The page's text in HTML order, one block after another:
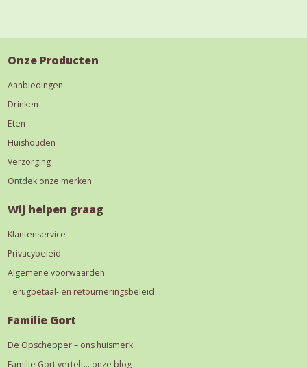
Onze Producten
Aanbiedingen
Drinken
Eten
Huishouden
Verzorging
Ontdek onze merken
Wij helpen graag
Klantenservice
Privacybeleid
Algemene voorwaarden
Terugbetaal- en retourneringsbeleid
Familie Gort
De Opschepper – ons huismerk
Familie Gort vertelt… onze blog